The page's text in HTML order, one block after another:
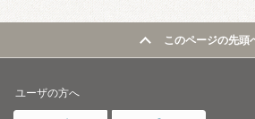
このページの先頭
ユーザの方へ